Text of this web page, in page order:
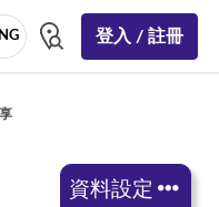
登入 / 註冊
資料設定